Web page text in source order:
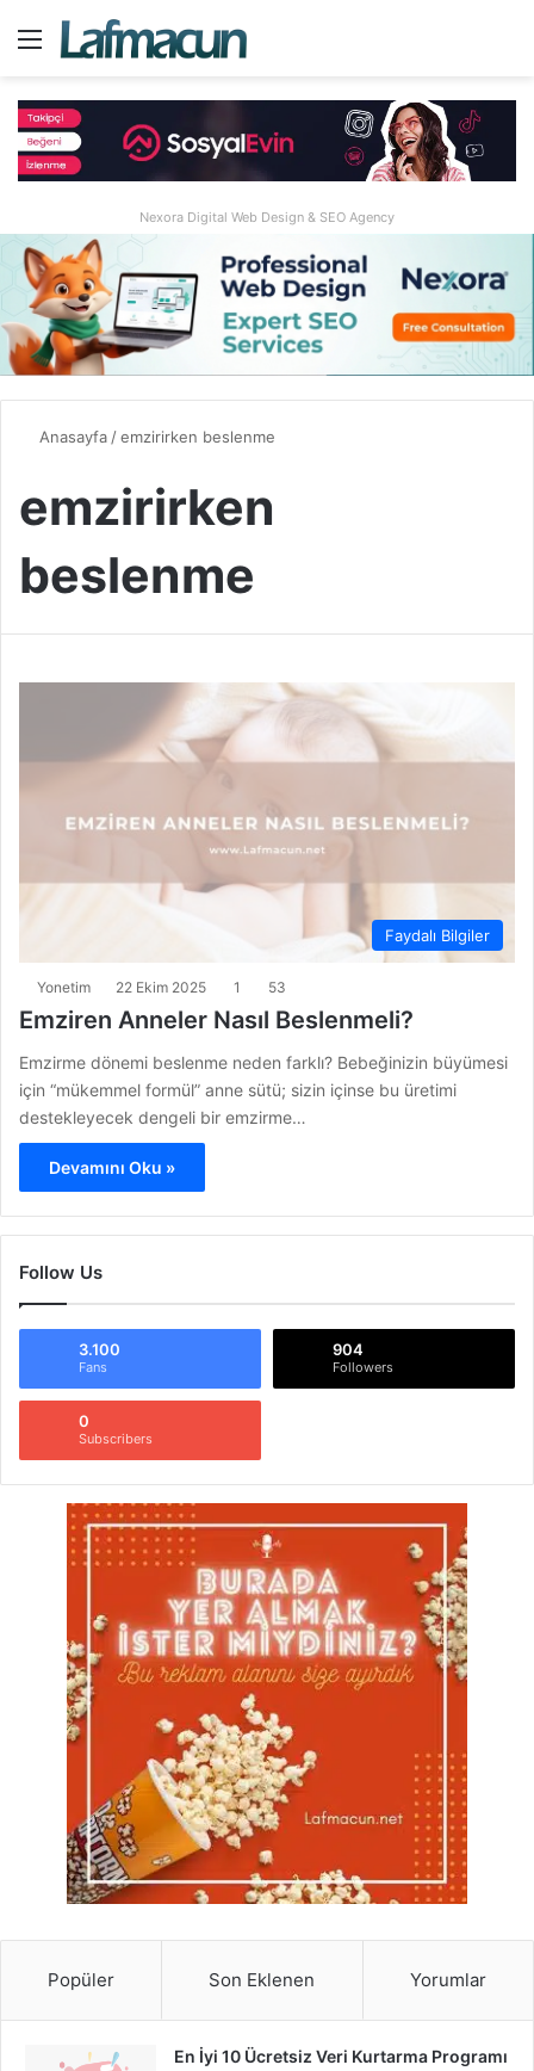
Menü
Nexora Digital Web Design & SEO Agency
Anasayfa/emzirirken beslenme
emzirirken
beslenme
Faydalı Bilgiler
Yonetim 22 Ekim 2025 1 53
Emziren Anneler Nasıl Beslenmeli?
Emzirme dönemi beslenme neden farklı? Bebeğinizin büyümesi
için “mükemmel formül” anne sütü; sizin içinse bu üretimi
destekleyecek dengeli bir emzirme…
Devamını Oku »
Follow Us
3.100
Fans
904
Followers
0
Subscribers
Popüler Son Eklenen Yorumlar
En İyi 10 Ücretsiz Veri Kurtarma Programı